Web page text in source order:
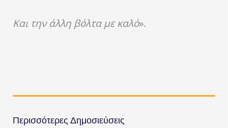
Και την άλλη βόλτα με καλό».
Περισσότερες Δημοσιεύσεις